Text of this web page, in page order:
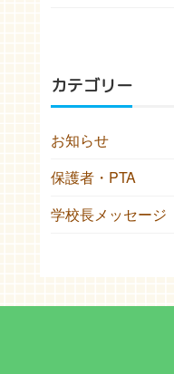
カテゴリー
お知らせ
保護者・PTA
学校長メッセージ